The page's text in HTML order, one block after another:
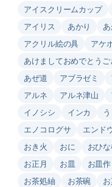
アイスクリームカップ
アイリス
あかり
アクリル絵の具
アケ
あけましておめでとう
あぜ道
アブラゼミ
アルネ
アルネ津山
イノシシ
インカ
エノコログサ
エンド
おき火
おに おひ
お正月
お皿 お皿作
お茶処紬
お茶碗